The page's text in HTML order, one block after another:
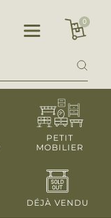
PETIT
MOBILIER
DÉJÀ VENDU